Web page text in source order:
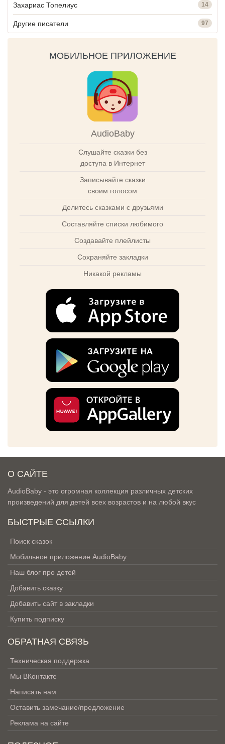
Захариас Топелиус 14
Другие писатели 97
МОБИЛЬНОЕ ПРИЛОЖЕНИЕ
AudioBaby
Слушайте сказки без
доступа в Интернет
Записывайте сказки
своим голосом
Делитесь сказками с друзьями
Составляйте списки любимого
Создавайте плейлисты
Сохраняйте закладки
Никакой рекламы
О САЙТЕ
AudioBaby - это огромная коллекция различных детских
произведений для детей всех возрастов и на любой вкус
БЫСТРЫЕ ССЫЛКИ
Поиск сказок
Мобильное приложение AudioBaby
Наш блог про детей
Добавить сказку
Добавить сайт в закладки
Купить подписку
ОБРАТНАЯ СВЯЗЬ
Техническая поддержка
Мы ВКонтакте
Написать нам
Оставить замечание/предложение
Реклама на сайте